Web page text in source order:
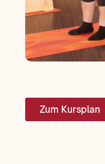
Zum Kursplan